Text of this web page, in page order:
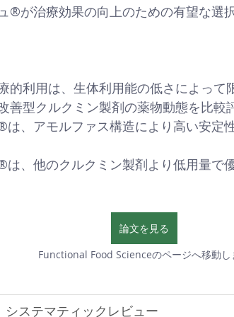
®が治療効果の向上のための有望な選
的利用は、生体利用能の低さによって
善型クルクミン製剤の薬物動態を比較
、アモルファス構造により高い安定
、他のクルクミン製剤より低用量で
論文を見る
Functional Food Scienceのページへ移動し
システマティックレビュー